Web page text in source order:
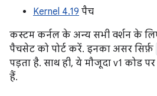
Kernel 4.19 पैच
कस्टम कर्नल के अन्य सभी वर्शन के
पैचसेट को पोर्ट करें. इनका असर सिर्फ़
पड़ता है. साथ ही, ये मौजूदा v1 कोड
हैं.